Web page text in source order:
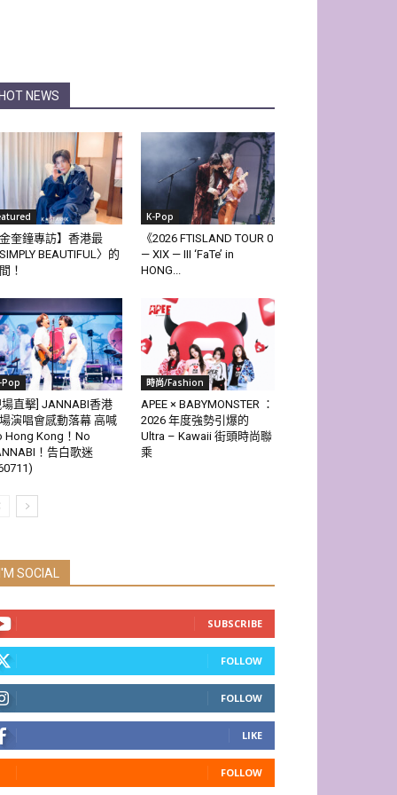
HOT NEWS
金奎鐘專訪】香港最
SIMPLY BEAUTIFUL〉的
！
K-Pop
《2026 FTISLAND TOUR 0
— XIX — III ‘FaTe’ in
HONG...
Pop
場直擊] JANNABI香港
演唱會感動落幕 高喊
Hong Kong！No
！告白歌迷
時尚/Fashion
APEE × BABYMONSTER ：
2026 年度強勢引爆的
Ultra – Kawaii 街頭時尚聯
乘
I'M SOCIAL
SUBSCRIBE
FOLLOW
FOLLOW
LIKE
FOLLOW